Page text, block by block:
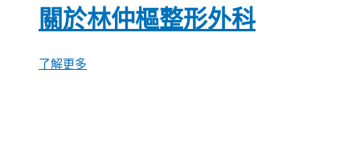
關於林仲樞整形外科
了解更多